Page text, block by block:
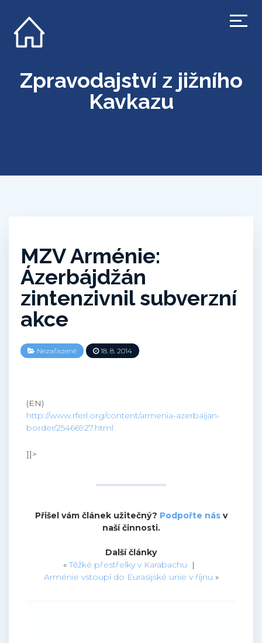
Zpravodajství z jižního
Kavkazu
MZV Arménie:
Ázerbájdžán
zintenzivnil subverzní
akce
Nezařazené 18. 8. 2014
(EN)
http://www.rferl.org/content/armenia-azerbaijan-
border/25466927.html
]]>
Přišel vám článek užitečný? Podpořte násv
naší činnosti.
Další články
«Těžké přestřelky v Karabachu |
Arménie vstoupí do Eurasijské unie v říjnu »